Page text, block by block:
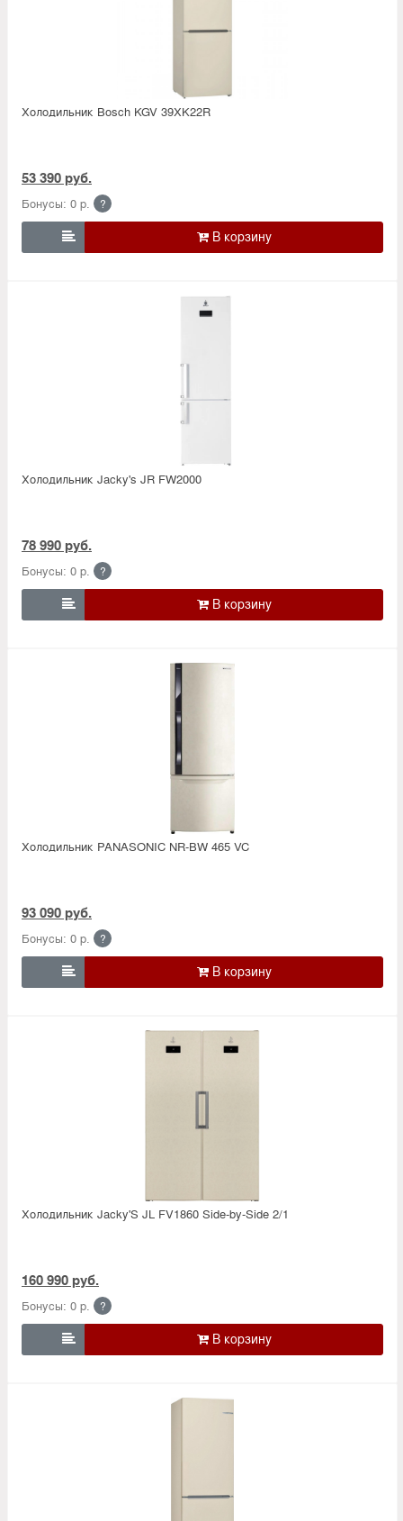
Холодильник Bosсh KGV 39XK22R
53 390 руб.
Бонусы: 0 р. ?

Холодильник Jacky's JR FW2000
78 990 руб.
Бонусы: 0 р. ?

Холодильник PANASONIC NR-BW 465 VC
93 090 руб.
Бонусы: 0 р. ?

Холодильник Jacky'S JL FV1860 Side-by-Side 2/1
160 990 руб.
Бонусы: 0 р. ?
